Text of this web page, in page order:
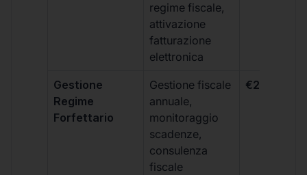
regime fiscale,
attivazione
fatturazione
elettronica
Gestione
Regime
Forfettario
Gestione fiscale
annuale,
monitoraggio
scadenze,
consulenza
fiscale
€264 +